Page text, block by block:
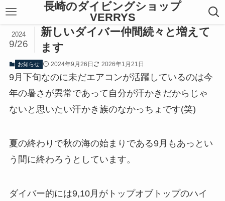
長崎のダイビングショップ
VERRYS
新しいダイバー仲間続々と増えて
ます
2024
9/26
お知らせ 2024年9月26日 2026年1月21日
9月下旬なのに未だエアコンが活躍しているのは今
年の暑さが異常であって自分が汗かきだからじゃ
ないと思いたい汗かき族のなかっちょです(笑)
夏の終わりで秋の海の始まりである9月もあっとい
う間に終わろうとしています。
ダイバー的には9,10月がトップオブトップのハイ